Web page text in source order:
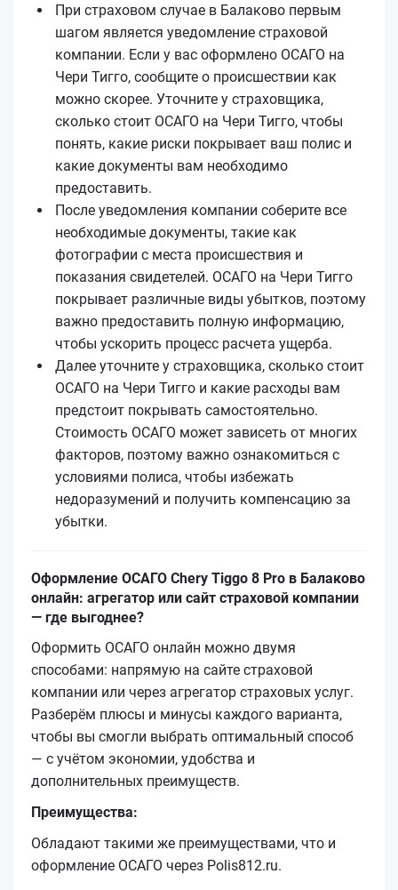
При страховом случае в Балаково первым
шагом является уведомление страховой
компании. Если у вас оформлено ОСАГО на
Чери Тигго, сообщите о происшествии как
можно скорее. Уточните у страховщика,
сколько стоит ОСАГО на Чери Тигго, чтобы
понять, какие риски покрывает ваш полис и
какие документы вам необходимо
предоставить.
После уведомления компании соберите все
необходимые документы, такие как
фотографии с места происшествия и
показания свидетелей. ОСАГО на Чери Тигго
покрывает различные виды убытков, поэтому
важно предоставить полную информацию,
чтобы ускорить процесс расчета ущерба.
Далее уточните у страховщика, сколько стоит
ОСАГО на Чери Тигго и какие расходы вам
предстоит покрывать самостоятельно.
Стоимость ОСАГО может зависеть от многих
факторов, поэтому важно ознакомиться с
условиями полиса, чтобы избежать
недоразумений и получить компенсацию за
убытки.
Оформление ОСАГО Chery Tiggo 8 Pro в Балаково
онлайн: агрегатор или сайт страховой компании
— где выгоднее?
Оформить ОСАГО онлайн можно двумя
способами: напрямую на сайте страховой
компании или через агрегатор страховых услуг.
Разберём плюсы и минусы каждого варианта,
чтобы вы смогли выбрать оптимальный способ
— с учётом экономии, удобства и
дополнительных преимуществ.
Преимущества:
Обладают такими же преимуществами, что и
оформление ОСАГО через Polis812.ru.